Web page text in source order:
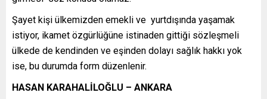
Şayet kişi ülkemizden emekli ve yurtdışında yaşamak
istiyor, ikamet özgürlüğüne istinaden gittiği sözleşmeli
ülkede de kendinden ve eşinden dolayı sağlık hakkı yok
ise, bu durumda form düzenlenir.
HASAN KARAHALİLOĞLU – ANKARA